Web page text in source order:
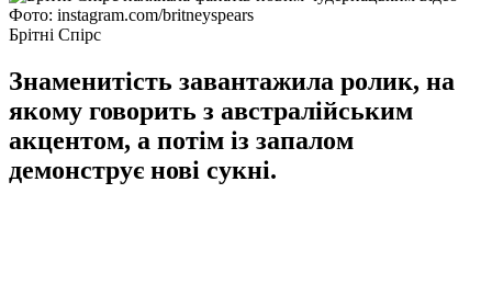
Фото: instagram.com/britneyspears
Брітні Спірс
Знаменитість завантажила ролик, на
якому говорить з австралійським
акцентом, а потім із запалом
демонструє нові сукні.